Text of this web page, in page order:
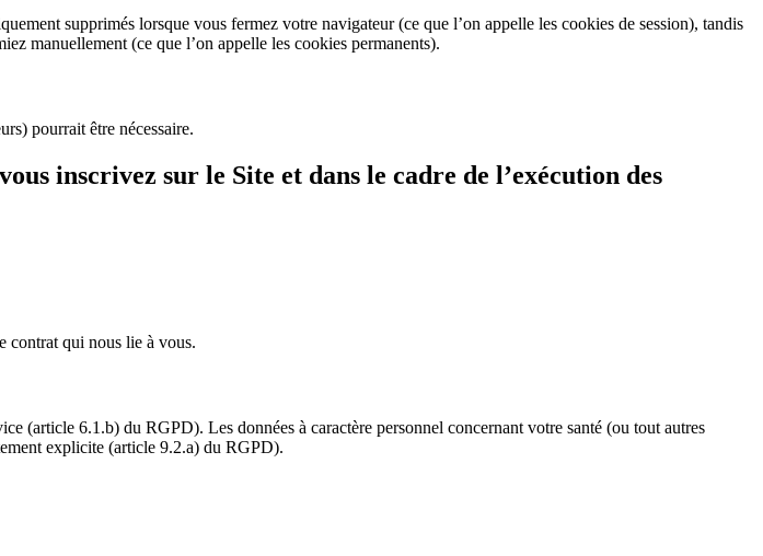
supprimés lorsque vous fermez votre navigateur (ce que l’on appelle les cookies de session), tandis
manuellement (ce que l’on appelle les cookies permanents).
pourrait être nécessaire.
inscrivez sur le Site et dans le cadre de l’exécution des
contrat qui nous lie à vous.
(article 6.1.b) du RGPD). Les données à caractère personnel concernant votre santé (ou tout autres
explicite (article 9.2.a) du RGPD).